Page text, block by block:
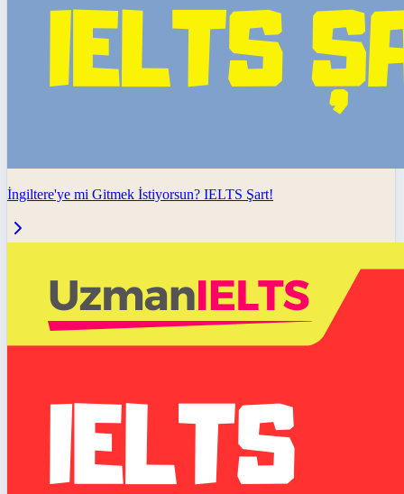
İngiltere'ye mi Gitmek İstiyorsun? IELTS Şart!